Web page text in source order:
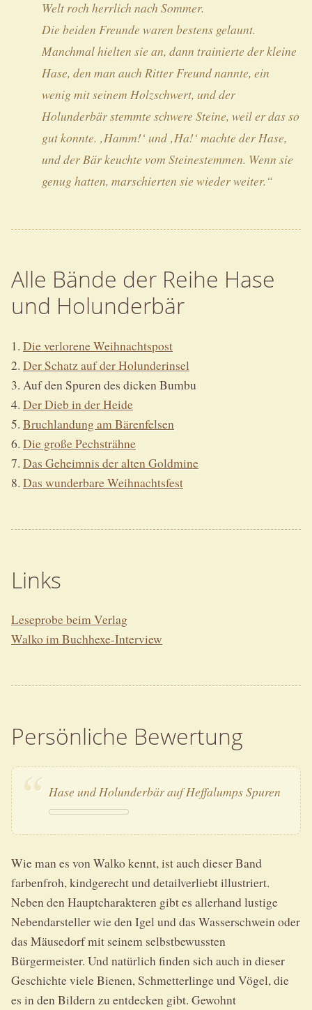
Welt roch herrlich nach Sommer.
Die beiden Freunde waren bestens gelaunt.
Manchmal hielten sie an, dann trainierte der kleine
Hase, den man auch Ritter Freund nannte, ein
wenig mit seinem Holzschwert, und der
Holunderbär stemmte schwere Steine, weil er das so
gut konnte. ‚Hamm!‘ und ‚Ha!‘ machte der Hase,
und der Bär keuchte vom Steinestemmen. Wenn sie
genug hatten, marschierten sie wieder weiter.“
Alle Bände der Reihe Hase
und Holunderbär
1.Die verlorene Weihnachtspost
2.Der Schatz auf der Holunderinsel
3. Auf den Spuren des dicken Bumbu
4.Der Dieb in der Heide
5.Bruchlandung am Bärenfelsen
6.Die große Pechsträhne
7.Das Geheimnis der alten Goldmine
8.Das wunderbare Weihnachtsfest
Links
Leseprobe beim Verlag
Walko im Buchhexe-Interview
Persönliche Bewertung
Hase und Holunderbär auf Heffalumps Spuren
Wie man es von Walko kennt, ist auch dieser Band
farbenfroh, kindgerecht und detailverliebt illustriert.
Neben den Hauptcharakteren gibt es allerhand lustige
Nebendarsteller wie den Igel und das Wasserschwein oder
das Mäusedorf mit seinem selbstbewussten
Bürgermeister. Und natürlich finden sich auch in dieser
Geschichte viele Bienen, Schmetterlinge und Vögel, die
es in den Bildern zu entdecken gibt. Gewohnt